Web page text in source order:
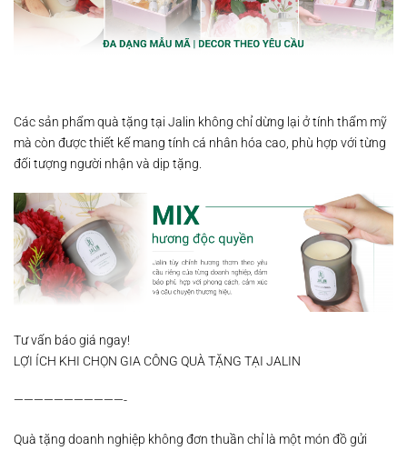
Các sản phẩm quà tặng tại Jalin không chỉ dừng lại ở tính thẩm mỹ
mà còn được thiết kế mang tính cá nhân hóa cao, phù hợp với từng
đối tượng người nhận và dịp tặng.
Tư vấn báo giá ngay!
LỢI ÍCH KHI CHỌN GIA CÔNG QUÀ TẶNG TẠI JALIN
———————————-
Quà tặng doanh nghiệp không đơn thuần chỉ là một món đồ gửi